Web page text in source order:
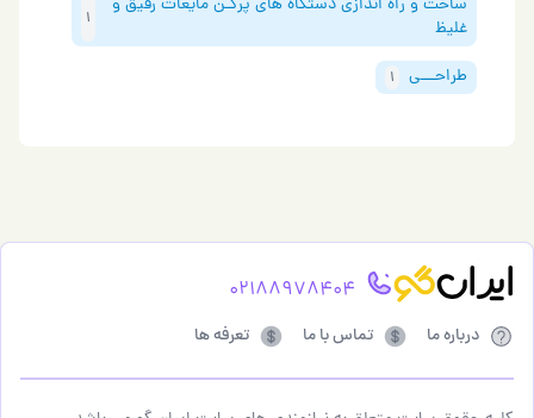
ساخت و راه اندازی دستگاه های پرکـن مایعات رقیق و
غلیظ
1
طراحـــی 1
02188978404
درباره ما تماس با ما تعرفه ها